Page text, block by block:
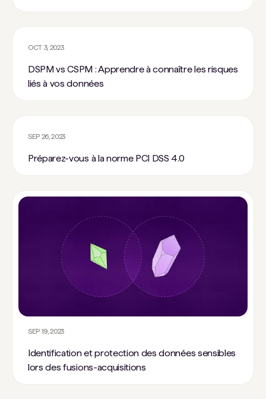
OCT 3, 2023
DSPM vs CSPM : Apprendre à connaître les risques
liés à vos données
SEP 26, 2023
Préparez-vous à la norme PCI DSS 4.0
SEP 19, 2023
Identification et protection des données sensibles
lors des fusions-acquisitions